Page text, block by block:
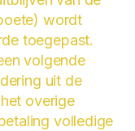
wordt
toegepast.
volgende
uit de
overige
volledige